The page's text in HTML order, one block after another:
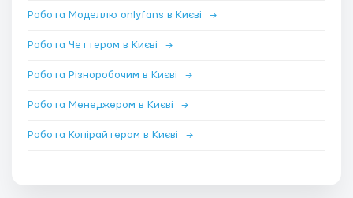
Робота Моделлю onlyfans в Києві →
Робота Четтером в Києві →
Робота Різноробочим в Києві →
Робота Менеджером в Києві →
Робота Копірайтером в Києві →